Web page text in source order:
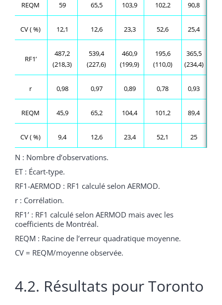
REQM 59 65,5 103,9 102,2 90,8
CV ( %) 12,1 12,6 23,3 52,6 25,4
RF1’
487,2
(218,3)
539,4
(227,6)
460,9
(199,9)
195,6
(110,0)
365,5
(234,4)
r 0,98 0,97 0,89 0,78 0,93
REQM 45,9 65,2 104,4 101,2 89,4
CV ( %) 9,4 12,6 23,4 52,1 25
N : Nombre d’observations.
ET : Écart-type.
RF1-AERMOD : RF1 calculé selon AERMOD.
r : Corrélation.
RF1’ : RF1 calculé selon AERMOD mais avec les
coefficients de Montréal.
REQM : Racine de l’erreur quadratique moyenne.
CV = REQM/moyenne observée.
4.2. Résultats pour Toronto